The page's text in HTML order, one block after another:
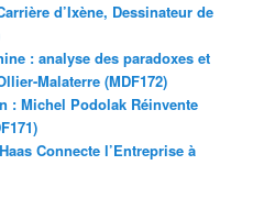
d’Ixène, Dessinateur de
: analyse des paradoxes et
Malaterre (MDF172)
: Michel Podolak Réinvente
Connecte l’Entreprise à